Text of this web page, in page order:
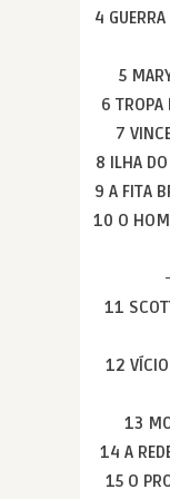
4
5
6 TROPA
7
8 ILHA
9 A FITA
10 O
11
12 VÍCIO
13
14 A
15 O